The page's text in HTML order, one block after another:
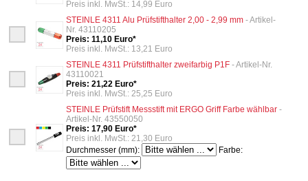
Preis inkl. MwSt.: 14,99 Euro
STEINLE 4311 Alu Prüfstifthalter 2,00 - 2,99 mm - Artikel-
Nr. 43110205
Preis: 11,10 Euro*
Preis inkl. MwSt.: 13,21 Euro
STEINLE 4311 Prüfstifthalter zweifarbig P1F - Artikel-Nr.
43110021
Preis: 21,22 Euro*
Preis inkl. MwSt.: 25,25 Euro
STEINLE Prüfstift Messstift mit ERGO Griff Farbe wählbar -
Artikel-Nr. 43550050
Preis: 17,90 Euro*
Preis inkl. MwSt.: 21,30 Euro
Durchmesser (mm):
Farbe: